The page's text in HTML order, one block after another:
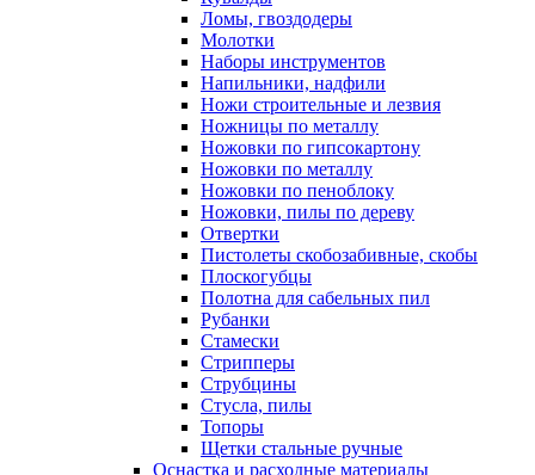
Ломы, гвоздодеры
Молотки
Наборы инструментов
Напильники, надфили
Ножи строительные и лезвия
Ножницы по металлу
Ножовки по гипсокартону
Ножовки по металлу
Ножовки по пеноблоку
Ножовки, пилы по дереву
Отвертки
Пистолеты скобозабивные, скобы
Плоскогубцы
Полотна для сабельных пил
Рубанки
Стамески
Стрипперы
Струбцины
Стусла, пилы
Топоры
Щетки стальные ручные
Оснастка и расходные материалы